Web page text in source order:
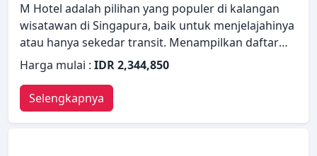
M Hotel adalah pilihan yang populer di kalangan
wisatawan di Singapura, baik untuk menjelajahinya
atau hanya sekedar transit. Menampilkan daftar
fasilitas yang lengkap, tamu akan merasakan
bahwa mereka menginap di properti yang nyaman.
Semua fasilitas yang diperlukan, termasuk layanan
kamar 24 jam, WiFi gratis di semua kamar, satpam
24 jam, layanan kebersihan harian, persewaan wi-fi
Harga mulai : IDR 2,344,850
Selengkapnya